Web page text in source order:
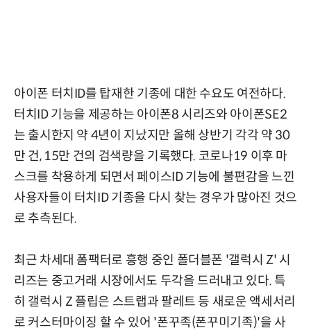
아이폰 터치ID를 탑재한 기종에 대한 수요도 여전하다.
터치ID 기능을 제공하는 아이폰8 시리즈와 아이폰SE2
는 출시한지 약 4년이 지났지만 올해 상반기 각각 약 30
만 건, 15만 건의 검색량을 기록했다. 코로나19 이후 마
스크를 착용하게 되면서 페이스ID 기능에 불편감을 느낀
사용자들이 터치ID 기종을 다시 찾는 경우가 많아진 것으
로 추측된다.
최근 차세대 폼팩터로 흥행 중인 폴더블폰 '갤럭시 Z' 시
리즈는 중고거래 시장에서도 두각을 드러내고 있다. 특
히 갤럭시 Z 플립은 스트랩과 팔레트 등 새로운 액세서리
로 커스터마이징 할 수 있어 '폰꾸족(폰꾸미기족)'을 사